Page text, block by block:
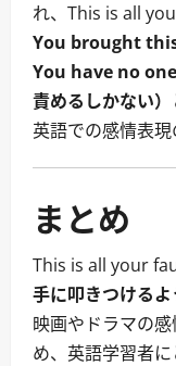
れ、This is all
You brought
You have no
責めるしかない）
英語での感情表現
まとめ
This is all your
手に叩きつける
映画やドラマの
め、英語学習者